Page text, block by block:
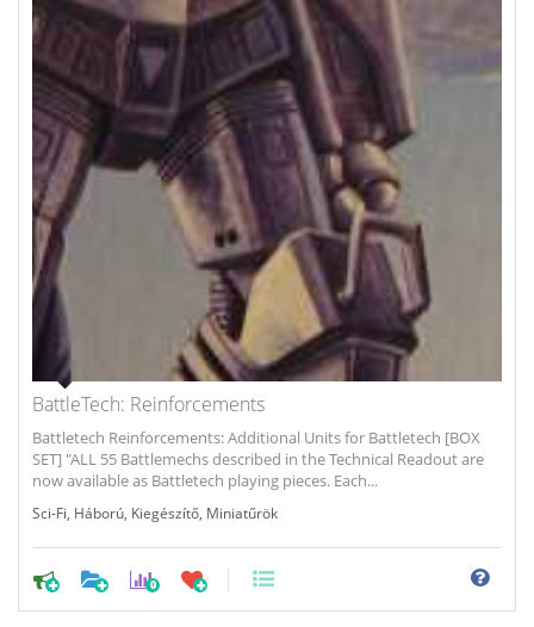
BattleTech: Reinforcements
Battletech Reinforcements: Additional Units for Battletech [BOX
SET] "ALL 55 Battlemechs described in the Technical Readout are
now available as Battletech playing pieces. Each...
Sci-Fi, Háború, Kiegészítő, Miniatűrök
0